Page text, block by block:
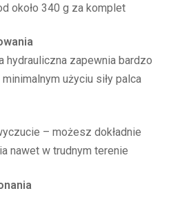
około 340 g za komplet
hydrauliczna zapewnia bardzo
użyciu siły palca
– możesz dokładnie
nawet w trudnym terenie